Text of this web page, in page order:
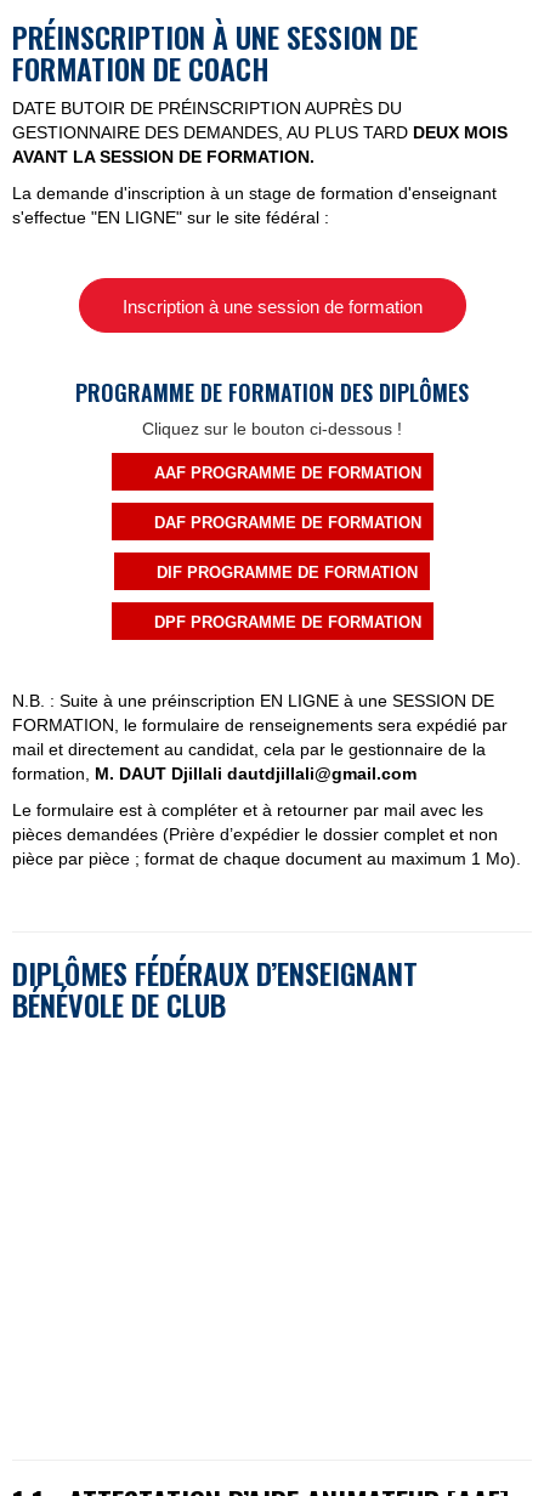
PRÉINSCRIPTION À UNE SESSION DE
FORMATION DE COACH
DATE BUTOIR DE PRÉINSCRIPTION AUPRÈS DU
GESTIONNAIRE DES DEMANDES, AU PLUS TARD DEUX MOIS
AVANT LA SESSION DE FORMATION.
La demande d'inscription à un stage de formation d'enseignant
s'effectue "EN LIGNE" sur le site fédéral :
Inscription à une session de formation
PROGRAMME DE FORMATION DES DIPLÔMES
Cliquez sur le bouton ci-dessous !
AAF PROGRAMME DE FORMATION
DAF PROGRAMME DE FORMATION
DIF PROGRAMME DE FORMATION
DPF PROGRAMME DE FORMATION
N.B. : Suite à une préinscription EN LIGNE à une SESSION DE
FORMATION, le formulaire de renseignements sera expédié par
mail et directement au candidat, cela par le gestionnaire de la
formation, M. DAUT Djillali dautdjillali@gmail.com
Le formulaire est à compléter et à retourner par mail avec les
pièces demandées (Prière d’expédier le dossier complet et non
pièce par pièce ; format de chaque document au maximum 1 Mo).
DIPLÔMES FÉDÉRAUX D’ENSEIGNANT
BÉNÉVOLE DE CLUB